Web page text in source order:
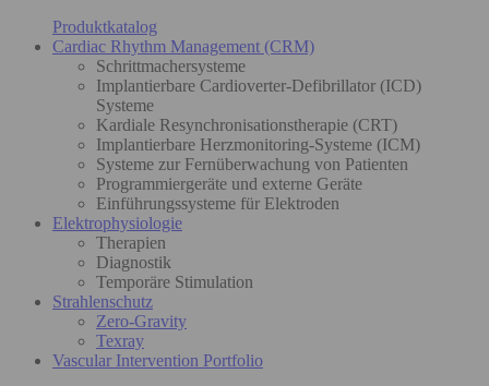
Produktkatalog
Cardiac Rhythm Management (CRM)
Schrittmachersysteme
Implantierbare Cardioverter-Defibrillator (ICD)
Systeme
Kardiale Resynchronisationstherapie (CRT)
Implantierbare Herzmonitoring-Systeme (ICM)
Systeme zur Fernüberwachung von Patienten
Programmiergeräte und externe Geräte
Einführungssysteme für Elektroden
Elektrophysiologie
Therapien
Diagnostik
Temporäre Stimulation
Strahlenschutz
Zero-Gravity
Texray
Vascular Intervention Portfolio